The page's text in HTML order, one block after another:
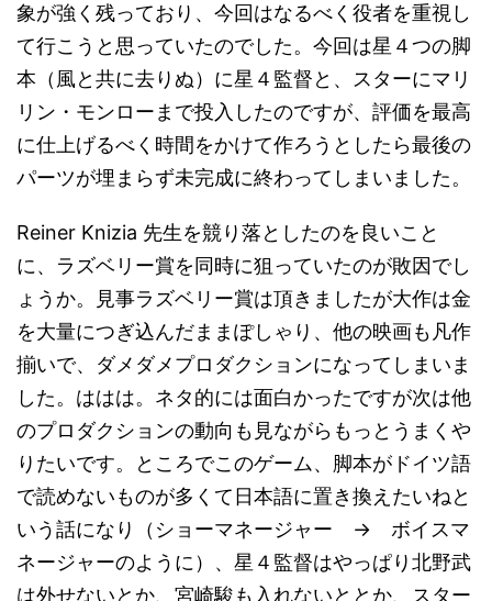
象が強く残っており、今回はなるべく役者を重視し
て行こうと思っていたのでした。今回は星４つの脚
本（風と共に去りぬ）に星４監督と、スターにマリ
リン・モンローまで投入したのですが、評価を最高
に仕上げるべく時間をかけて作ろうとしたら最後の
パーツが埋まらず未完成に終わってしまいました。
Reiner Knizia 先生を競り落としたのを良いこと
に、ラズベリー賞を同時に狙っていたのが敗因でし
ょうか。見事ラズベリー賞は頂きましたが大作は金
を大量につぎ込んだままぽしゃり、他の映画も凡作
揃いで、ダメダメプロダクションになってしまいま
した。ははは。ネタ的には面白かったですが次は他
のプロダクションの動向も見ながらもっとうまくや
りたいです。ところでこのゲーム、脚本がドイツ語
で読めないものが多くて日本語に置き換えたいねと
いう話になり（ショーマネージャー → ボイスマ
ネージャーのように）、星４監督はやっぱり北野武
は外せないとか、宮崎駿も入れないととか、スター